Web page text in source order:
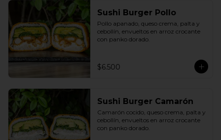
Sushi Burger Pollo
Pollo apanado, queso crema, palta y
cebollín, envueltos en arroz crocante
con panko dorado.
$6.500
Sushi Burger Camarón
Camarón cocido, queso crema, palta y
cebollín, envueltos en arroz crocante
con panko dorado.